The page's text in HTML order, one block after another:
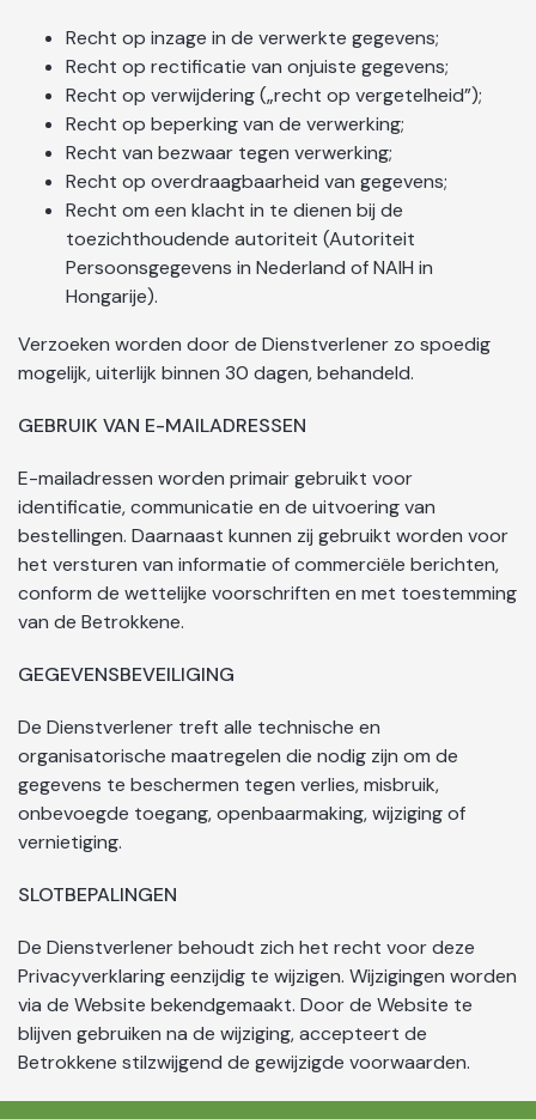
Recht op inzage in de verwerkte gegevens;
Recht op rectificatie van onjuiste gegevens;
Recht op verwijdering („recht op vergetelheid”);
Recht op beperking van de verwerking;
Recht van bezwaar tegen verwerking;
Recht op overdraagbaarheid van gegevens;
Recht om een klacht in te dienen bij de
toezichthoudende autoriteit (Autoriteit
Persoonsgegevens in Nederland of NAIH in
Hongarije).
Verzoeken worden door de Dienstverlener zo spoedig
mogelijk, uiterlijk binnen 30 dagen, behandeld.
GEBRUIK VAN E-MAILADRESSEN
E-mailadressen worden primair gebruikt voor
identificatie, communicatie en de uitvoering van
bestellingen. Daarnaast kunnen zij gebruikt worden voor
het versturen van informatie of commerciële berichten,
conform de wettelijke voorschriften en met toestemming
van de Betrokkene.
GEGEVENSBEVEILIGING
De Dienstverlener treft alle technische en
organisatorische maatregelen die nodig zijn om de
gegevens te beschermen tegen verlies, misbruik,
onbevoegde toegang, openbaarmaking, wijziging of
vernietiging.
SLOTBEPALINGEN
De Dienstverlener behoudt zich het recht voor deze
Privacyverklaring eenzijdig te wijzigen. Wijzigingen worden
via de Website bekendgemaakt. Door de Website te
blijven gebruiken na de wijziging, accepteert de
Betrokkene stilzwijgend de gewijzigde voorwaarden.